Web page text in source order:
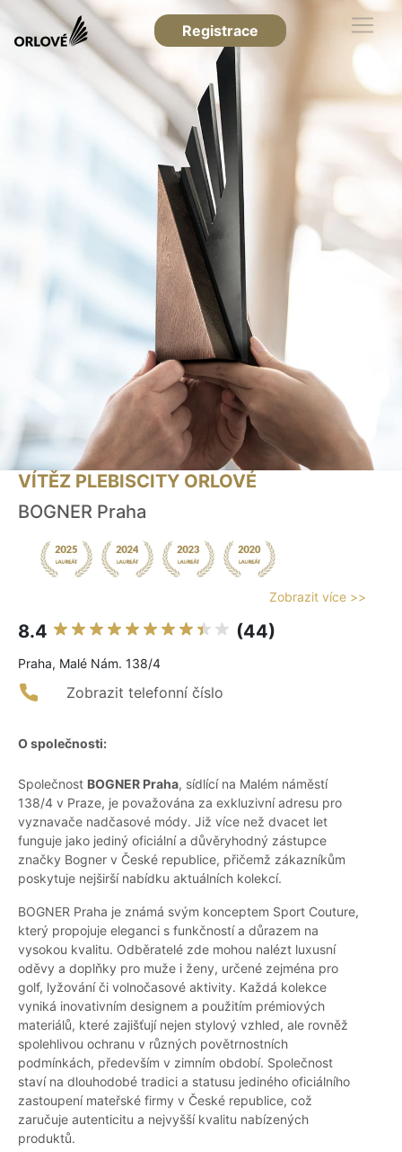
Registrace
VÍTĚZ PLEBISCITY ORLOVÉ
BOGNER Praha
Zobrazit více >>
8.4 (44)
Praha, Malé Nám. 138/4
Zobrazit telefonní číslo
O společnosti:
Společnost BOGNER Praha, sídlící na Malém náměstí
138/4 v Praze, je považována za exkluzivní adresu pro
vyznavače nadčasové módy. Již více než dvacet let
funguje jako jediný oficiální a důvěryhodný zástupce
značky Bogner v České republice, přičemž zákazníkům
poskytuje nejširší nabídku aktuálních kolekcí.
BOGNER Praha je známá svým konceptem Sport Couture,
který propojuje eleganci s funkčností a důrazem na
vysokou kvalitu. Odběratelé zde mohou nalézt luxusní
oděvy a doplňky pro muže i ženy, určené zejména pro
golf, lyžování či volnočasové aktivity. Každá kolekce
vyniká inovativním designem a použitím prémiových
materiálů, které zajišťují nejen stylový vzhled, ale rovněž
spolehlivou ochranu v různých povětrnostních
podmínkách, především v zimním období. Společnost
staví na dlouhodobé tradici a statusu jediného oficiálního
zastoupení mateřské firmy v České republice, což
zaručuje autenticitu a nejvyšší kvalitu nabízených
produktů.